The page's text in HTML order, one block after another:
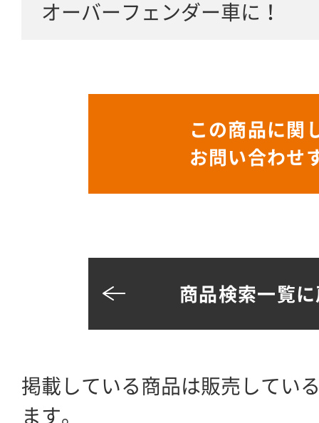
オーバーフェンダー車に！
この商品に関
お問い合わせ
商品検索一覧
掲載している商品は販売してい
ます。